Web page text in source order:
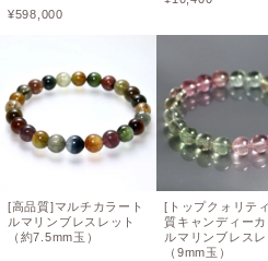
¥598,000
[高品質]マルチカラート
ルマリンブレスレット
（約7.5mm玉）
[トップクォリテ
質キャンディーカ
ルマリンブレスレ
（9mm玉）